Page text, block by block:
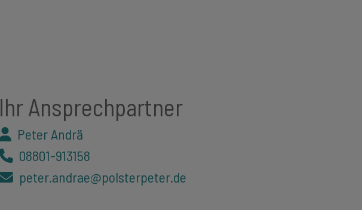
Ihr Ansprechpartner
Peter Andrä
08801-913158
peter.andrae@polsterpeter.de